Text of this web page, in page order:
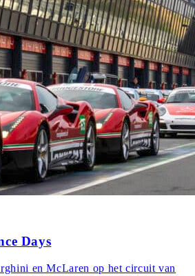
Days
en McLaren op het circuit van